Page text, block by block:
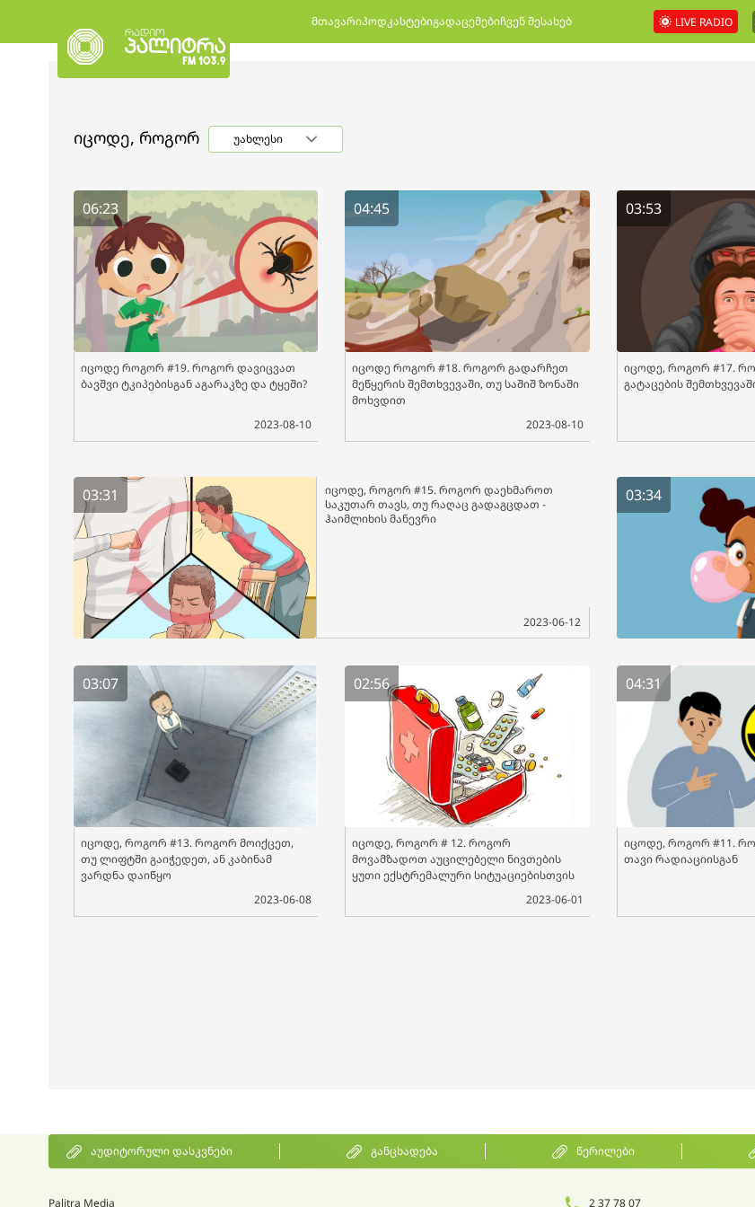
მთავარიპოდკასტებიგადაცემებიჩვენ შესახებ LIVE RADIO
იცოდე, როგორ უახლესი
06:23
იცოდე როგორ #19. როგორ დავიცვათ
ბავშვი ტკიპებისგან აგარაკზე და ტყეში?
2023-08-10
04:45
იცოდე როგორ #18. როგორ გადარჩეთ
მეწყერის შემთხვევაში, თუ საშიშ ზონაში
მოხვდით
2023-08-10
03:53
იცოდე, როგორ #17.
გატაცების
03:31
იცოდე, როგორ #15. როგორ დაეხმაროთ
საკუთარ თავს, თუ რაღაც გადაგცდათ -
ჰაიმლიხის მანევრი
2023-06-12
03:34
03:07
იცოდე, როგორ #13. როგორ მოიქცეთ,
თუ ლიფტში გაიჭედეთ, ან კაბინამ
ვარდნა დაიწყო
2023-06-08
02:56
იცოდე, როგორ # 12. როგორ
მოვამზადოთ აუცილებელი ნივთების
ყუთი ექსტრემალური სიტუაციებისთვის
2023-06-01
04:31
იცოდე, როგორ #11.
თავი რადიაციისგან
აუდიტორული დასკვნები განცხადება წერილები
Palitra Media 2 37 78 07